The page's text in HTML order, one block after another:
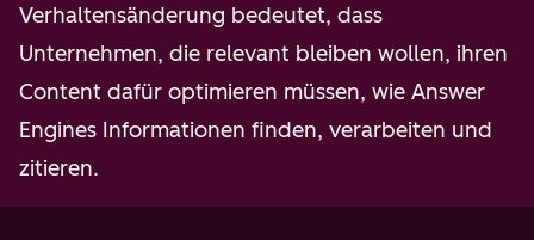
Verhaltensänderung bedeutet, dass
Unternehmen, die relevant bleiben wollen, ihren
Content dafür optimieren müssen, wie Answer
Engines Informationen finden, verarbeiten und
zitieren.